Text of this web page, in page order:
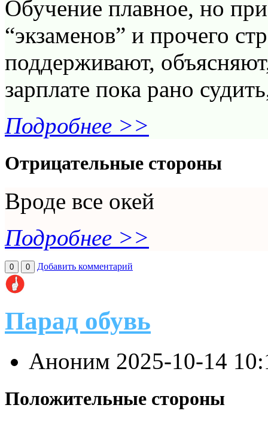
Обучение плавное, но при
“экзаменов” и прочего
поддерживают,
зарплате пока рано
Подробнее >>
Отрицательные стороны
Вроде все окей
Подробнее >>
0 0 Добавить комментарий
Парад обувь
Аноним 2025-10-14
Положительные стороны